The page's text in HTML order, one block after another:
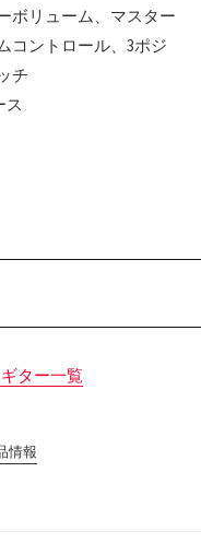
ボリューム、マスター
コントロール、3ポジ
チ
ス
ター一覧
情報